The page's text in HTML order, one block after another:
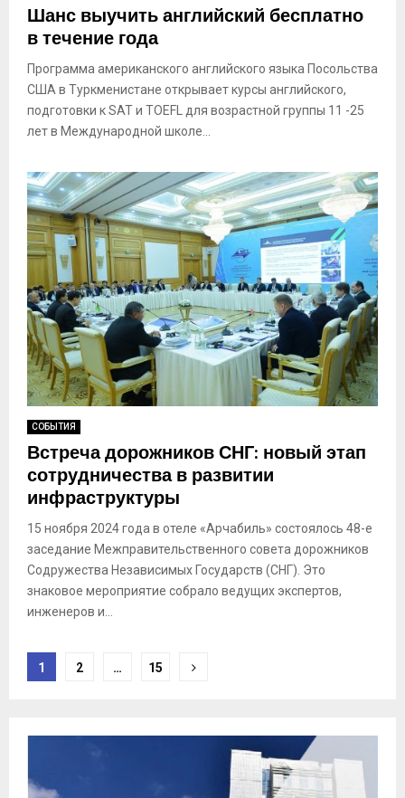
Шанс выучить английский бесплатно
в течение года
Программа американского английского языка Посольства
США в Туркменистане открывает курсы английского,
подготовки к SАТ и ТОЕFL для возрастной группы 11 -25
лет в Международной школе...
СОБЫТИЯ
Встреча дорожников СНГ: новый этап
сотрудничества в развитии
инфраструктуры
15 ноября 2024 года в отеле «Арчабиль» состоялось 48-е
заседание Межправительственного совета дорожников
Содружества Независимых Государств (СНГ). Это
знаковое мероприятие собрало ведущих экспертов,
инженеров и...
Пагинация
1 2 … 15